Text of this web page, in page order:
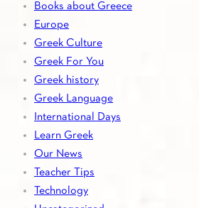
Books about Greece
Europe
Greek Culture
Greek For You
Greek history
Greek Language
International Days
Learn Greek
Our News
Teacher Tips
Technology